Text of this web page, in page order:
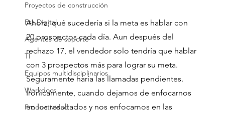
Proyectos de construcción
Era Digital
Agentes de soporte
TI
Equipos multidisciplinarios
Workdocs
Productividad
Ahora, qué sucedería si la meta es hablar con
20 prospectos cada día. Aun después del
rechazo 17, el vendedor solo tendría que hablar
con 3 prospectos más para lograr su meta.
Seguramente haría las llamadas pendientes.
Irónicamente, cuando dejamos de enfocarnos
en los resultados y nos enfocamos en las